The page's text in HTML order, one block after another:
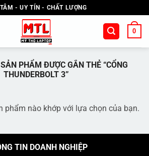
- UY TÍN - CHẤT LƯỢNG
0
SẢN PHẨM ĐƯỢC GẮN THẺ “CỔNG
THUNDERBOLT 3”
phẩm nào khớp với lựa chọn của bạn.
TIN DOANH NGHIỆP